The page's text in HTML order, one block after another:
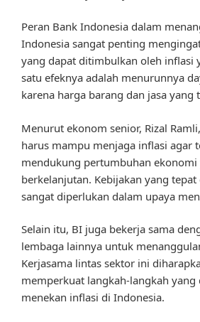
Peran Bank Indonesia dalam
Indonesia sangat penting
yang dapat ditimbulkan oleh inflasi
satu efeknya adalah menurunnya
karena harga barang dan jasa yang
Menurut ekonom senior, Rizal
harus mampu menjaga inflasi agar
mendukung pertumbuhan ekonomi
berkelanjutan. Kebijakan yang tepat
sangat diperlukan dalam upaya
Selain itu, BI juga bekerja sama
lembaga lainnya untuk
Kerjasama lintas sektor ini
memperkuat langkah-langkah
menekan inflasi di Indonesia.